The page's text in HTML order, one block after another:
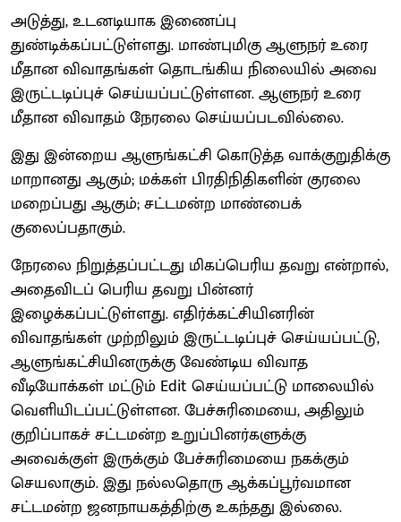
அடுத்து, உடனடியாக இணைப்பு
துண்டிக்கப்பட்டுள்ளது. மாண்புமிகு ஆளுநர் உரை
மீதான விவாதங்கள் தொடங்கிய நிலையில் அவை
இருட்டடிப்புச் செய்யப்பட்டுள்ளன. ஆளுநர் உரை
மீதான விவாதம் நேரலை செய்யப்படவில்லை.
இது இன்றைய ஆளுங்கட்சி கொடுத்த வாக்குறுதிக்கு
மாறானது ஆகும்; மக்கள் பிரதிநிதிகளின் குரலை
மறைப்பது ஆகும்; சட்டமன்ற மாண்பைக்
குலைப்பதாகும்.
நேரலை நிறுத்தப்பட்டது மிகப்பெரிய தவறு என்றால்,
அதைவிடப் பெரிய தவறு பின்னர்
இழைக்கப்பட்டுள்ளது. எதிர்க்கட்சியினரின்
விவாதங்கள் முற்றிலும் இருட்டடிப்புச் செய்யப்பட்டு,
ஆளுங்கட்சியினருக்கு வேண்டிய விவாத
வீடியோக்கள் மட்டும் Edit செய்யப்பட்டு மாலையில்
வெளியிடப்பட்டுள்ளன. பேச்சுரிமையை, அதிலும்
குறிப்பாகச் சட்டமன்ற உறுப்பினர்களுக்கு
அவைக்குள் இருக்கும் பேச்சுரிமையை நகக்கும்
செயலாகும். இது நல்லதொரு ஆக்கப்பூர்வமான
சட்டமன்ற ஜனநாயகத்திற்கு உகந்தது இல்லை.